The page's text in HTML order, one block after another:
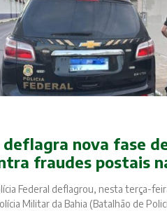
deflagra nova fase
fraudes postais
Federal deflagrou, nesta terça-
Militar da Bahia (Batalhão de